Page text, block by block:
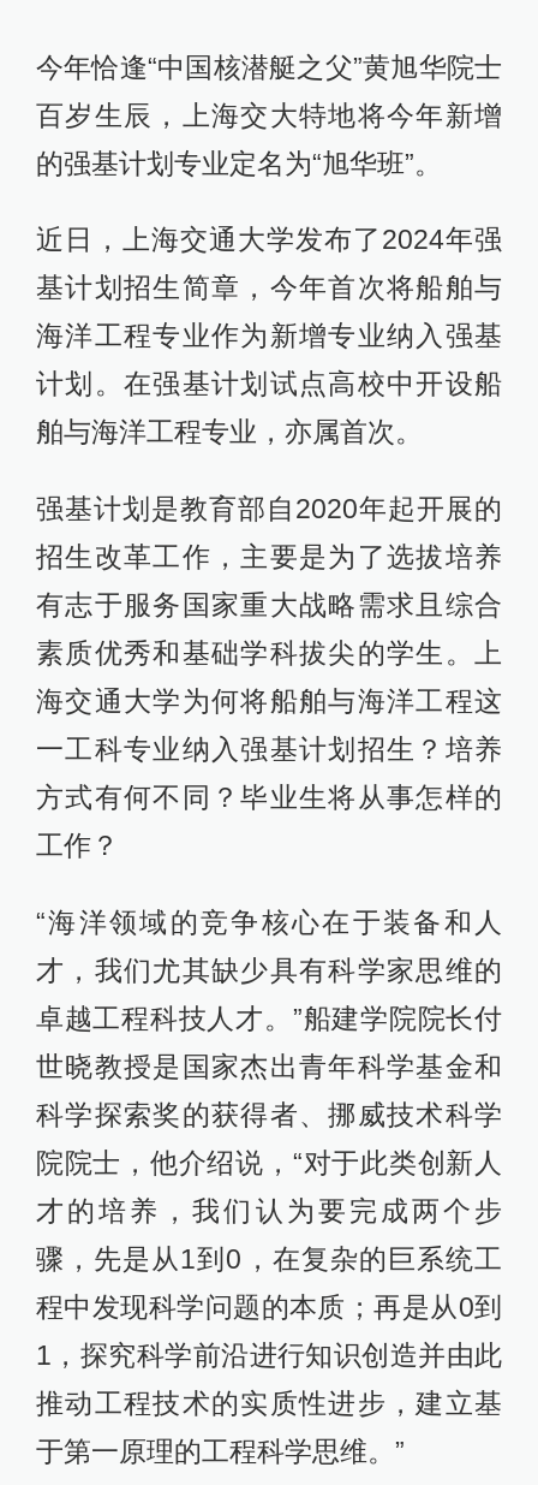
今年恰逢“中国核潜艇之父”黄旭华院士
百岁生辰，上海交大特地将今年新增
的强基计划专业定名为“旭华班”。
近日，上海交通大学发布了2024年强
基计划招生简章，今年首次将船舶与
海洋工程专业作为新增专业纳入强基
计划。在强基计划试点高校中开设船
舶与海洋工程专业，亦属首次。
强基计划是教育部自2020年起开展的
招生改革工作，主要是为了选拔培养
有志于服务国家重大战略需求且综合
素质优秀和基础学科拔尖的学生。上
海交通大学为何将船舶与海洋工程这
一工科专业纳入强基计划招生？培养
方式有何不同？毕业生将从事怎样的
工作？
“海洋领域的竞争核心在于装备和人
才，我们尤其缺少具有科学家思维的
卓越工程科技人才。”船建学院院长付
世晓教授是国家杰出青年科学基金和
科学探索奖的获得者、挪威技术科学
院院士，他介绍说，“对于此类创新人
才的培养，我们认为要完成两个步
骤，先是从1到0，在复杂的巨系统工
程中发现科学问题的本质；再是从0到
1，探究科学前沿进行知识创造并由此
推动工程技术的实质性进步，建立基
于第一原理的工程科学思维。”